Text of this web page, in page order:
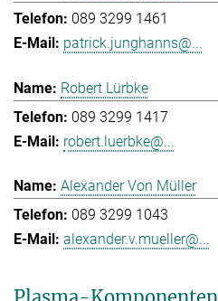
089 3299 1461
patrick.junghanns@...
Robert Lürbke
089 3299 1417
robert.luerbke@...
Alexander Von Müller
089 3299 1043
alexander.v.mueller@...